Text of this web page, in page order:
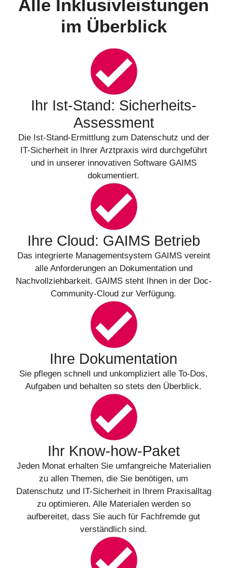
Alle Inklusivleistungen
im Überblick
Ihr Ist-Stand: Sicherheits-
Assessment
Die Ist-Stand-Ermittlung zum Datenschutz und der
IT-Sicherheit in Ihrer Arztpraxis wird durchgeführt
und in unserer innovativen Software GAIMS
dokumentiert.
Ihre Cloud: GAIMS Betrieb
Das integrierte Managementsystem GAIMS vereint
alle Anforderungen an Dokumentation und
Nachvollziehbarkeit. GAIMS steht Ihnen in der Doc-
Community-Cloud zur Verfügung.
Ihre Dokumentation
Sie pflegen schnell und unkompliziert alle To-Dos,
Aufgaben und behalten so stets den Überblick.
Ihr Know-how-Paket
Jeden Monat erhalten Sie umfangreiche Materialien
zu allen Themen, die Sie benötigen, um
Datenschutz und IT-Sicherheit in Ihrem Praxisalltag
zu optimieren. Alle Materialen werden so
aufbereitet, dass Sie auch für Fachfremde gut
verständlich sind.